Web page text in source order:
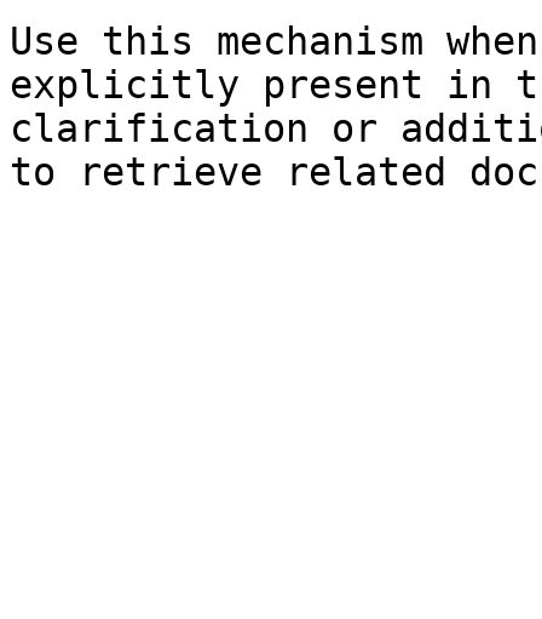
Use this mechanism
explicitly present in
clarification or